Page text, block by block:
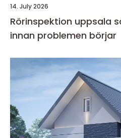
14. July 2026
Rörinspektion uppsala så får du koll på rören
innan problemen börjar